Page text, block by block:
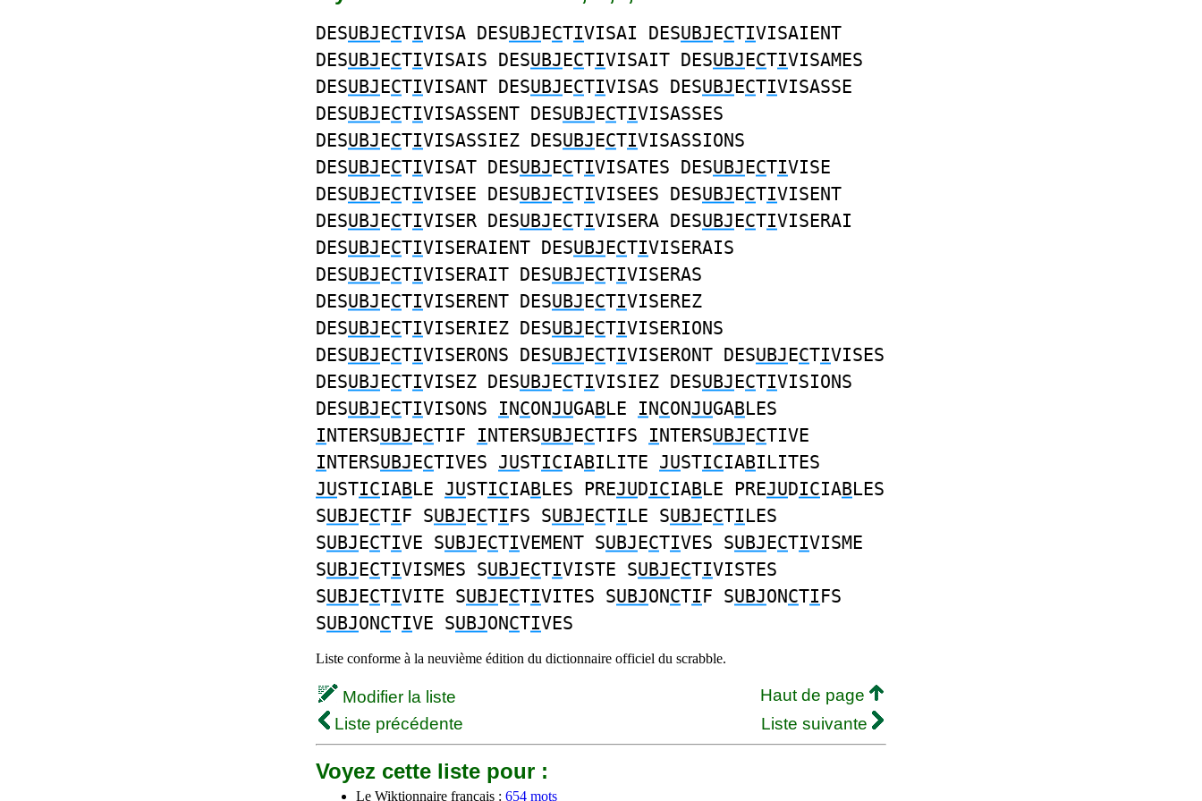
DESUBJECTIVISA DESUBJECTIVISAI DESUBJECTIVISAIENT
DESUBJECTIVISAIS DESUBJECTIVISAIT DESUBJECTIVISAMES
DESUBJECTIVISANT DESUBJECTIVISAS DESUBJECTIVISASSE
DESUBJECTIVISASSENT DESUBJECTIVISASSES
DESUBJECTIVISASSIEZ DESUBJECTIVISASSIONS
DESUBJECTIVISAT DESUBJECTIVISATES DESUBJECTIVISE
DESUBJECTIVISEE DESUBJECTIVISEES DESUBJECTIVISENT
DESUBJECTIVISER DESUBJECTIVISERA DESUBJECTIVISERAI
DESUBJECTIVISERAIENT DESUBJECTIVISERAIS
DESUBJECTIVISERAIT DESUBJECTIVISERAS
DESUBJECTIVISERENT DESUBJECTIVISEREZ
DESUBJECTIVISERIEZ DESUBJECTIVISERIONS
DESUBJECTIVISERONS DESUBJECTIVISERONT DESUBJECTIVISES
DESUBJECTIVISEZ DESUBJECTIVISIEZ DESUBJECTIVISIONS
DESUBJECTIVISONS INCONJUGABLE INCONJUGABLES
INTERSUBJECTIF INTERSUBJECTIFS INTERSUBJECTIVE
INTERSUBJECTIVES JUSTICIABILITE JUSTICIABILITES
JUSTICIABLE JUSTICIABLES PREJUDICIABLE PREJUDICIABLES
SUBJECTIF SUBJECTIFS SUBJECTILE SUBJECTILES
SUBJECTIVE SUBJECTIVEMENT SUBJECTIVES SUBJECTIVISME
SUBJECTIVISMES SUBJECTIVISTE SUBJECTIVISTES
SUBJECTIVITE SUBJECTIVITES SUBJONCTIF SUBJONCTIFS
SUBJONCTIVE SUBJONCTIVES
Liste conforme à la neuvième édition du dictionnaire officiel du scrabble.
Modifier la liste
Haut de page
Liste précédente
Liste suivante
Voyez cette liste pour :
Le Wiktionnaire français : 654 mots